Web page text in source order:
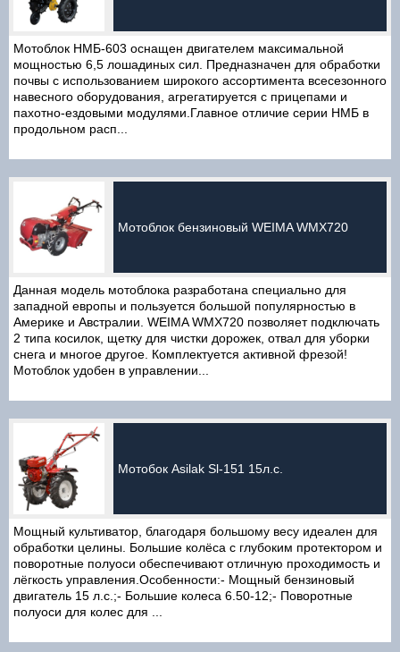
Мотоблок НМБ-603 оснащен двигателем максимальной
мощностью 6,5 лошадиных сил. Предназначен для обработки
почвы с использованием широкого ассортимента всесезонного
навесного оборудования, агрегатируется с прицепами и
пахотно-ездовыми модулями.Главное отличие серии НМБ в
продольном расп...
Мотоблок бензиновый WEIMA WMX720
Данная модель мотоблока разработана специально для
западной европы и пользуется большой популярностью в
Америке и Австралии. WEIMA WMX720 позволяет подключать
2 типа косилок, щетку для чистки дорожек, отвал для уборки
снега и многое другое. Комплектуется активной фрезой!
Мотоблок удобен в управлении...
Мотобок Asilak Sl-151 15л.с.
Мощный культиватор, благодаря большому весу идеален для
обработки целины. Большие колёса с глубоким протектором и
поворотные полуоси обеспечивают отличную проходимость и
лёгкость управления.Особенности:- Мощный бензиновый
двигатель 15 л.с.;- Большие колеса 6.50-12;- Поворотные
полуоси для колес для ...